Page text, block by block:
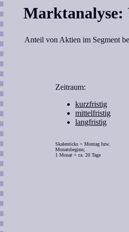
Marktanalyse:
Anteil von Aktien im Segment
Zeitraum:
kurzfristig
mittelfristig
langfristig
Skalenticks = Montag bzw.
Monatsbeginn;
1 Monat = ca. 20 Tage